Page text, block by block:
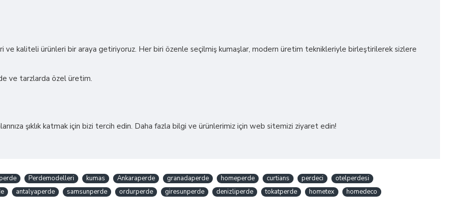
kaliteli ürünleri bir araya getiriyoruz. Her biri özenle seçilmiş kumaşlar, modern üretim teknikleriyle birleştirilerek sizlere
ve tarzlarda özel üretim.
şıklık katmak için bizi tercih edin. Daha fazla bilgi ve ürünlerimiz için web sitemizi ziyaret edin!
Perdemodelleri kumas Ankaraperde granadaperde homeperde curtians perdeci
otelperdesi
antalyaperde samsunperde ordurperde giresunperde denizliperde tokatperde hometex homedeco